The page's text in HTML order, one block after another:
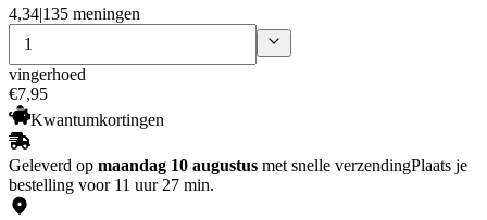
4,34|135 meningen
vingerhoed
€7,95
Kwantumkortingen
Geleverd op maandag 10 augustus met snelle verzendingPlaats je
bestelling voor 11 uur 27 min.